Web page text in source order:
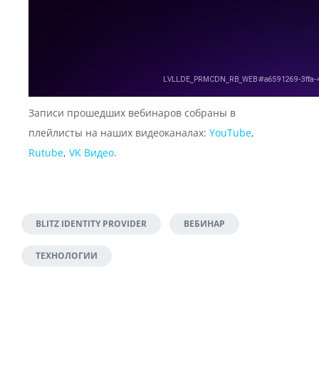
Записи прошедших вебинаров собраны в
плейлисты на наших видеоканалах: YouTube,
Rutube, VK Видео.
BLITZ IDENTITY PROVIDER ВЕБИНАР
ТЕХНОЛОГИИ